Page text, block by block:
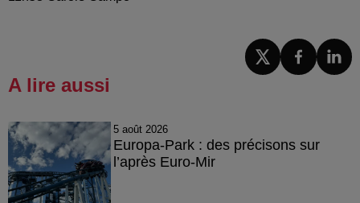
A lire aussi
5 août 2026
Europa-Park : des précisons sur
l’après Euro-Mir